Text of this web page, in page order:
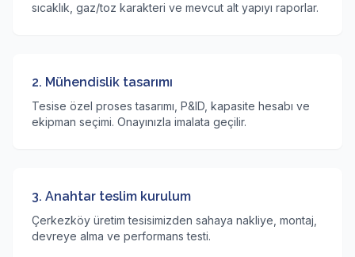
sıcaklık, gaz/toz karakteri ve mevcut alt yapıyı raporlar.
2. Mühendislik tasarımı
Tesise özel proses tasarımı, P&ID, kapasite hesabı ve
ekipman seçimi. Onayınızla imalata geçilir.
3. Anahtar teslim kurulum
Çerkezköy üretim tesisimizden sahaya nakliye, montaj,
devreye alma ve performans testi.